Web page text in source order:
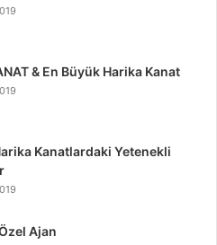
& En Büyük Harika Kanat
Kanatlardaki Yetenekli
Ajan